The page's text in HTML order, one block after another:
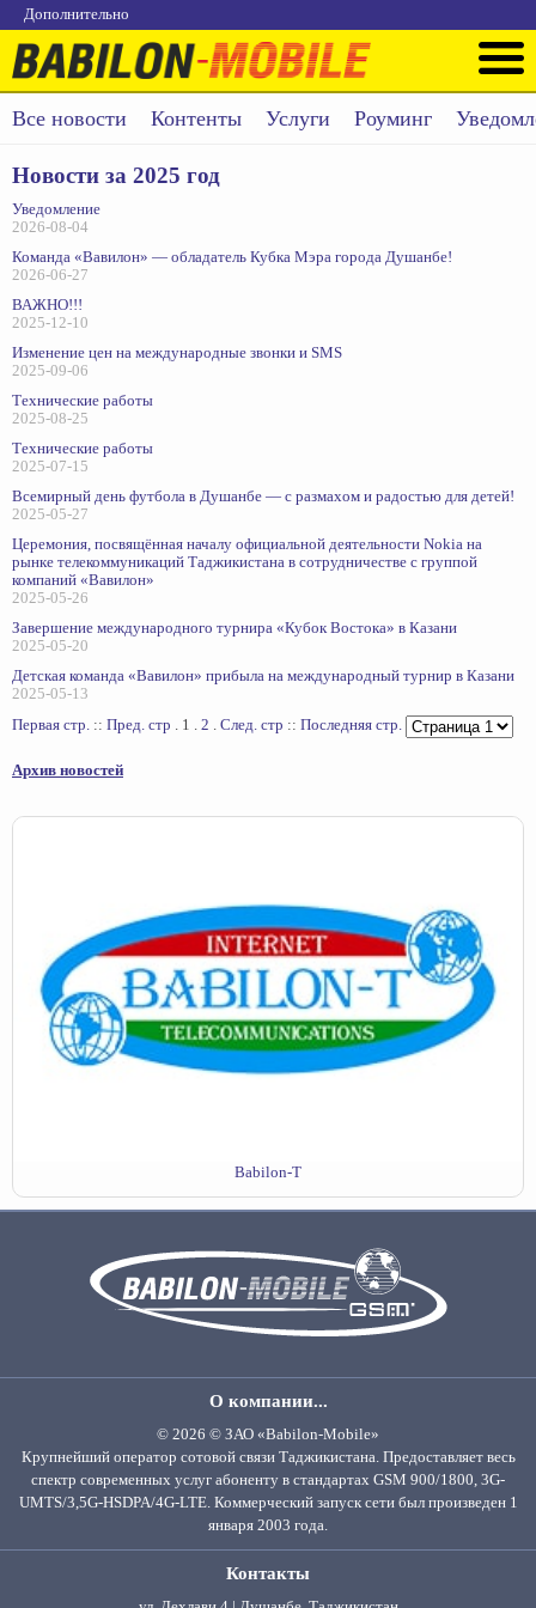
Дополнительно
Все новости Контенты Услуги Роуминг
Новости за 2025 год
Уведомление
2026-08-04
Команда «Вавилон» — обладатель Кубка Мэра города Душанбе!
2026-06-27
ВАЖНО!!!
2025-12-10
Изменение цен на международные звонки и SMS
2025-09-06
Технические работы
2025-08-25
Технические работы
2025-07-15
Всемирный день футбола в Душанбе — с размахом и радостью для детей!
2025-05-27
Церемония, посвящённая началу официальной деятельности Nokia на
рынке телекоммуникаций Таджикистана в сотрудничестве с группой
компаний «Вавилон»
2025-05-26
Завершение международного турнира «Кубок Востока» в Казани
2025-05-20
Детская команда «Вавилон» прибыла на международный турнир в Казани
2025-05-13
Первая стр. :: Пред. стр . 1 . 2 . След. стр :: Последняя стр.
Архив новостей
Babilon-T
О компании...
© 2026 © ЗАО «Babilon-Mobile»
Крупнейший оператор сотовой связи Таджикистана. Предоставляет весь
спектр современных услуг абоненту в стандартах GSM 900/1800, 3G-
UMTS/3,5G-HSDPA/4G-LTE. Коммерческий запуск сети был произведен 1
января 2003 года.
Контакты